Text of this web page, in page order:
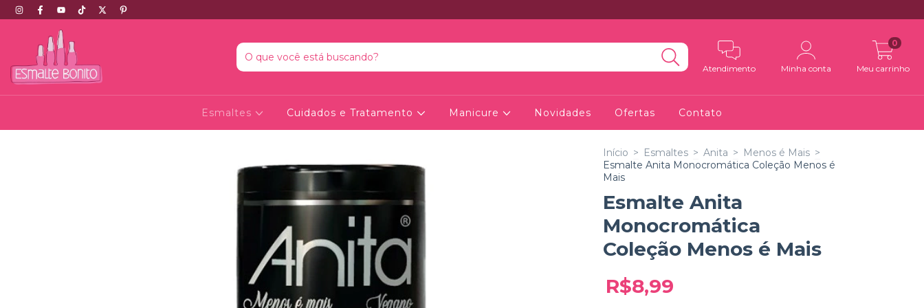
Atendimento Minha conta Meu carrinho
0
Esmaltes Cuidados e Tratamento Manicure Novidades Ofertas Contato
Início > Esmaltes > Anita > Menos é Mais >
Esmalte Anita Monocromática Coleção Menos é
Mais
Esmalte Anita
Monocromática
Coleção Menos é Mais
R$8,99